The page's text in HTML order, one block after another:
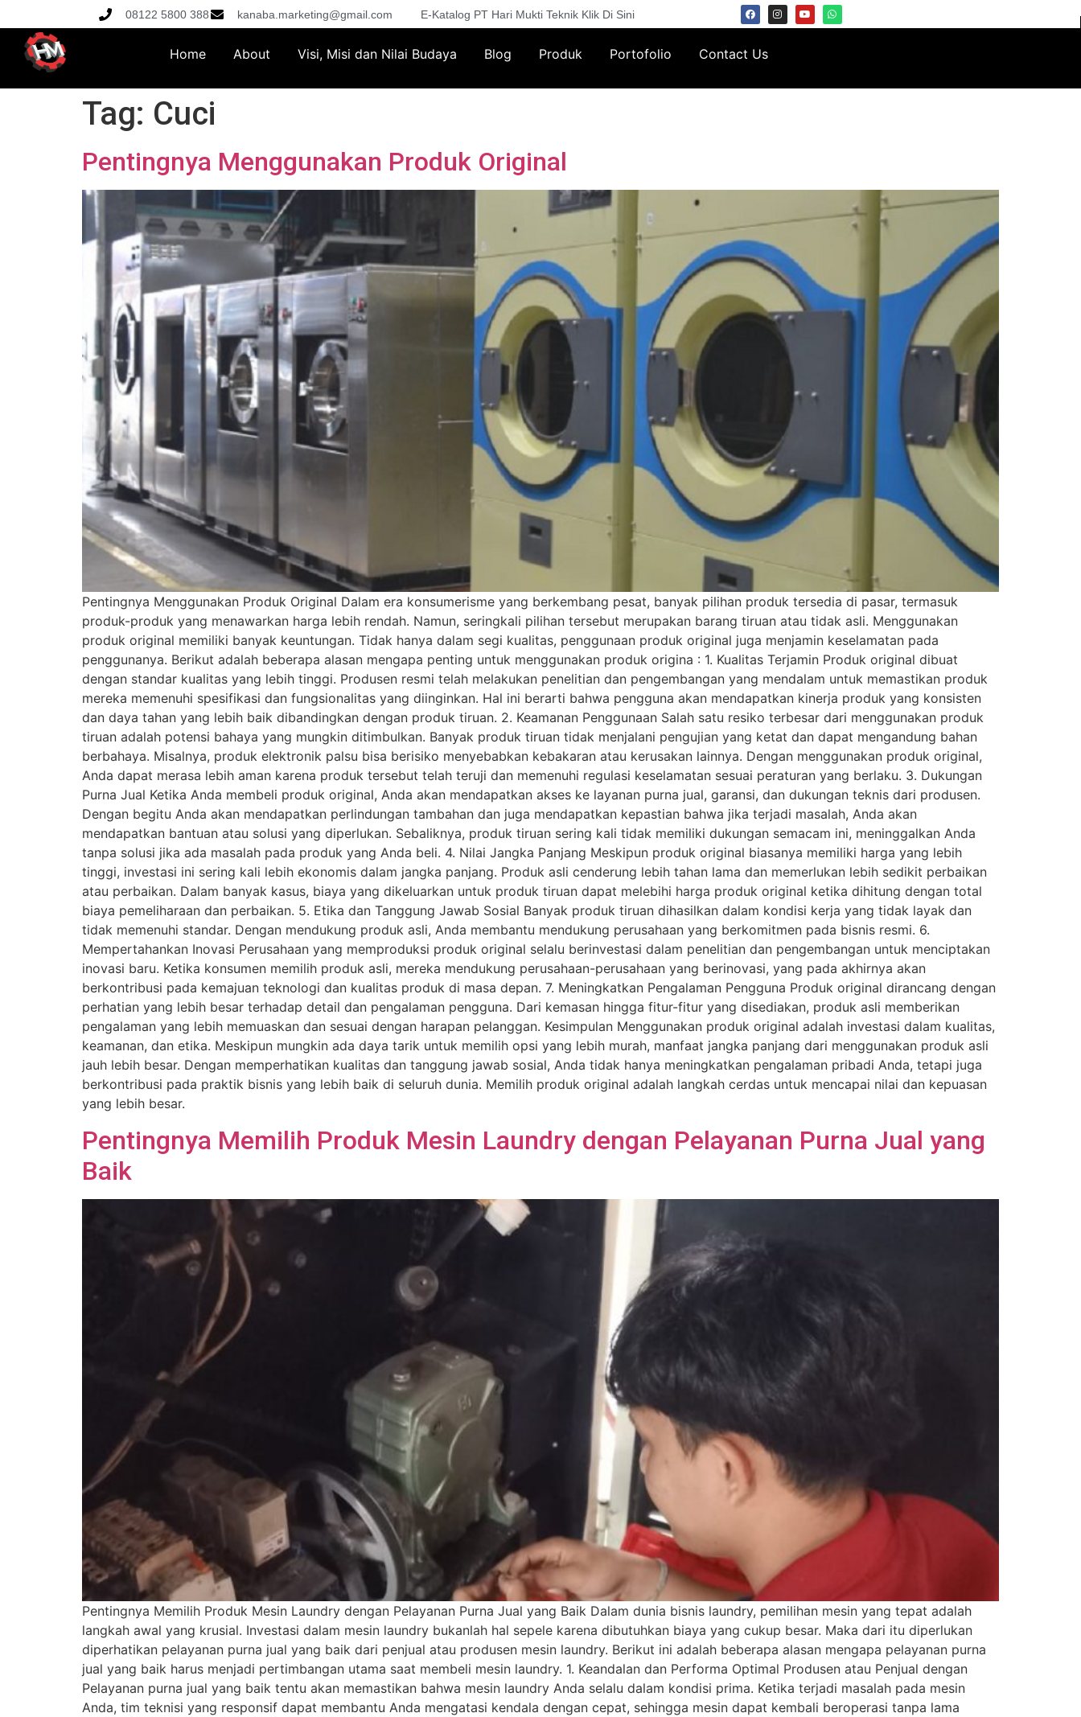
08122 5800 388 kanaba.marketing@gmail.com E-Katalog PT Hari Mukti Teknik Klik Di Sini
Home About Visi, Misi dan Nilai Budaya Blog Produk Portofolio Contact Us
Tag: Cuci
Pentingnya Menggunakan Produk Original
Pentingnya Menggunakan Produk Original Dalam era konsumerisme yang berkembang pesat, banyak pilihan produk tersedia di pasar, termasuk
produk-produk yang menawarkan harga lebih rendah. Namun, seringkali pilihan tersebut merupakan barang tiruan atau tidak asli. Menggunakan
produk original memiliki banyak keuntungan. Tidak hanya dalam segi kualitas, penggunaan produk original juga menjamin keselamatan pada
penggunanya. Berikut adalah beberapa alasan mengapa penting untuk menggunakan produk origina : 1. Kualitas Terjamin Produk original dibuat
dengan standar kualitas yang lebih tinggi. Produsen resmi telah melakukan penelitian dan pengembangan yang mendalam untuk memastikan produk
mereka memenuhi spesifikasi dan fungsionalitas yang diinginkan. Hal ini berarti bahwa pengguna akan mendapatkan kinerja produk yang konsisten
dan daya tahan yang lebih baik dibandingkan dengan produk tiruan. 2. Keamanan Penggunaan Salah satu resiko terbesar dari menggunakan produk
tiruan adalah potensi bahaya yang mungkin ditimbulkan. Banyak produk tiruan tidak menjalani pengujian yang ketat dan dapat mengandung bahan
berbahaya. Misalnya, produk elektronik palsu bisa berisiko menyebabkan kebakaran atau kerusakan lainnya. Dengan menggunakan produk original,
Anda dapat merasa lebih aman karena produk tersebut telah teruji dan memenuhi regulasi keselamatan sesuai peraturan yang berlaku. 3. Dukungan
Purna Jual Ketika Anda membeli produk original, Anda akan mendapatkan akses ke layanan purna jual, garansi, dan dukungan teknis dari produsen.
Dengan begitu Anda akan mendapatkan perlindungan tambahan dan juga mendapatkan kepastian bahwa jika terjadi masalah, Anda akan
mendapatkan bantuan atau solusi yang diperlukan. Sebaliknya, produk tiruan sering kali tidak memiliki dukungan semacam ini, meninggalkan Anda
tanpa solusi jika ada masalah pada produk yang Anda beli. 4. Nilai Jangka Panjang Meskipun produk original biasanya memiliki harga yang lebih
tinggi, investasi ini sering kali lebih ekonomis dalam jangka panjang. Produk asli cenderung lebih tahan lama dan memerlukan lebih sedikit perbaikan
atau perbaikan. Dalam banyak kasus, biaya yang dikeluarkan untuk produk tiruan dapat melebihi harga produk original ketika dihitung dengan total
biaya pemeliharaan dan perbaikan. 5. Etika dan Tanggung Jawab Sosial Banyak produk tiruan dihasilkan dalam kondisi kerja yang tidak layak dan
tidak memenuhi standar. Dengan mendukung produk asli, Anda membantu mendukung perusahaan yang berkomitmen pada bisnis resmi. 6.
Mempertahankan Inovasi Perusahaan yang memproduksi produk original selalu berinvestasi dalam penelitian dan pengembangan untuk menciptakan
inovasi baru. Ketika konsumen memilih produk asli, mereka mendukung perusahaan-perusahaan yang berinovasi, yang pada akhirnya akan
berkontribusi pada kemajuan teknologi dan kualitas produk di masa depan. 7. Meningkatkan Pengalaman Pengguna Produk original dirancang dengan
perhatian yang lebih besar terhadap detail dan pengalaman pengguna. Dari kemasan hingga fitur-fitur yang disediakan, produk asli memberikan
pengalaman yang lebih memuaskan dan sesuai dengan harapan pelanggan. Kesimpulan Menggunakan produk original adalah investasi dalam kualitas,
keamanan, dan etika. Meskipun mungkin ada daya tarik untuk memilih opsi yang lebih murah, manfaat jangka panjang dari menggunakan produk asli
jauh lebih besar. Dengan memperhatikan kualitas dan tanggung jawab sosial, Anda tidak hanya meningkatkan pengalaman pribadi Anda, tetapi juga
berkontribusi pada praktik bisnis yang lebih baik di seluruh dunia. Memilih produk original adalah langkah cerdas untuk mencapai nilai dan kepuasan
yang lebih besar.
Pentingnya Memilih Produk Mesin Laundry dengan Pelayanan Purna Jual yang
Baik
Pentingnya Memilih Produk Mesin Laundry dengan Pelayanan Purna Jual yang Baik Dalam dunia bisnis laundry, pemilihan mesin yang tepat adalah
langkah awal yang krusial. Investasi dalam mesin laundry bukanlah hal sepele karena dibutuhkan biaya yang cukup besar. Maka dari itu diperlukan
diperhatikan pelayanan purna jual yang baik dari penjual atau produsen mesin laundry. Berikut ini adalah beberapa alasan mengapa pelayanan purna
jual yang baik harus menjadi pertimbangan utama saat membeli mesin laundry. 1. Keandalan dan Performa Optimal Produsen atau Penjual dengan
Pelayanan purna jual yang baik tentu akan memastikan bahwa mesin laundry Anda selalu dalam kondisi prima. Ketika terjadi masalah pada mesin
Anda, tim teknisi yang responsif dapat membantu Anda mengatasi kendala dengan cepat, sehingga mesin dapat kembali beroperasi tanpa lama